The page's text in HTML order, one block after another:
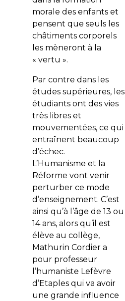
morale des enfants et
pensent que seuls les
châtiments corporels
les mèneront à la
« vertu ».
Par contre dans les
études supérieures, les
étudiants ont des vies
très libres et
mouvementées, ce qui
entraînent beaucoup
d’échec.
L’Humanisme et la
Réforme vont venir
perturber ce mode
d’enseignement. C’est
ainsi qu’à l’âge de 13 ou
14 ans, alors qu’il est
élève au collège,
Mathurin Cordier a
pour professeur
l’humaniste Lefèvre
d’Etaples qui va avoir
une grande influence